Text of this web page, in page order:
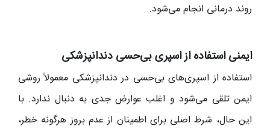
روند درمانی انجام می‌شود.
ایمنی استفاده از اسپری بی‌حسی دندانپزشکی
استفاده از اسپری‌های بی‌حسی در دندانپزشکی معمولاً روشی
ایمن تلقی می‌شود و اغلب عوارض جدی به دنبال ندارد. با
این حال، شرط اصلی برای اطمینان از عدم بروز هرگونه خطر،